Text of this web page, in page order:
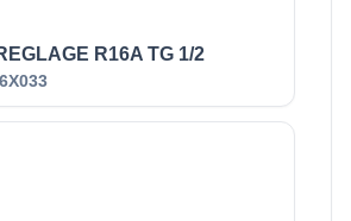
R16A TG 1/2